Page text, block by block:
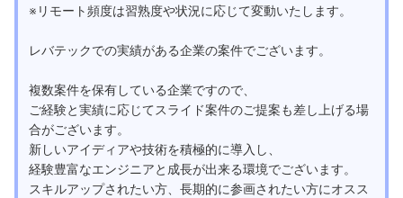
※リモート頻度は習熟度や状況に応じて変動いたします。
レバテックでの実績がある企業の案件でございます。
複数案件を保有している企業ですので、
ご経験と実績に応じてスライド案件のご提案も差し上げる場
合がございます。
新しいアイディアや技術を積極的に導入し、
経験豊富なエンジニアと成長が出来る環境でございます。
スキルアップされたい方、長期的に参画されたい方にオスス